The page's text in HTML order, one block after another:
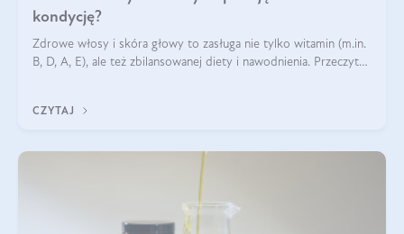
kondycję?
Zdrowe włosy i skóra głowy to zasługa nie tylko witamin (m.in.
B, D, A, E), ale też zbilansowanej diety i nawodnienia. Przeczytaj
CZYTAJ